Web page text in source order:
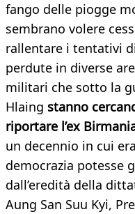
fango delle piogge
sembrano volere
rallentare i tentativi
perdute in diverse
militari che sotto la
Hlaing stanno
riportare l’ex
un decennio in cui
democrazia potesse
dall’eredità della
Aung San Suu Kyi,